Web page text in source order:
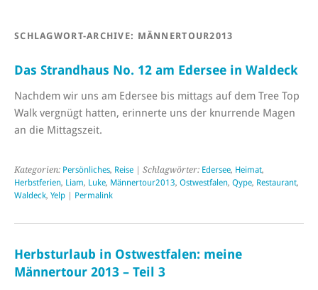
SCHLAGWORT-ARCHIVE: MÄNNERTOUR2013
Das Strandhaus No. 12 am Edersee in Waldeck
Nachdem wir uns am Edersee bis mittags auf dem Tree Top
Walk vergnügt hatten, erinnerte uns der knurrende Magen
an die Mittagszeit.
Kategorien: Persönliches, Reise | Schlagwörter: Edersee, Heimat,
Herbstferien, Liam, Luke, Männertour2013, Ostwestfalen, Qype, Restaurant,
Waldeck, Yelp | Permalink
Herbsturlaub in Ostwestfalen: meine
Männertour 2013 – Teil 3